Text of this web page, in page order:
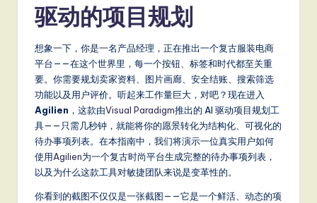
fi
d
C
hi
驱动的项目规划
想象一下，你是一名产品经理，正在推出一个复古服装电商
平台——在这个世界里，每一个按钮、标签和时代都至关重
要。你需要规划卖家资料、图片画廊、安全结账、搜索筛选
功能以及用户评价。听起来工作量巨大，对吧？现在进入
Agilien ，这款由Visual Paradigm推出的 AI 驱动项目规划工
具——只需几秒钟，就能将你的愿景转化为结构化、可视化的
待办事项列表。在本指南中，我们将演示一位真实用户如何
使用Agilien为一个复古时尚平台生成完整的待办事项列表，
以及为什么这款工具对敏捷团队来说是变革性的。
你看到的截图不仅仅是一张截图——它是一个鲜活、动态的项